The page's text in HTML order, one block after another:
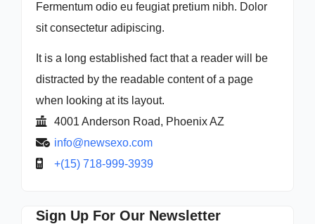
Fermentum odio eu feugiat pretium nibh. Dolor
sit consectetur adipiscing.
It is a long established fact that a reader will be
distracted by the readable content of a page
when looking at its layout.
4001 Anderson Road, Phoenix AZ
info@newsexo.com
+(15) 718-999-3939
Sign Up For Our Newsletter